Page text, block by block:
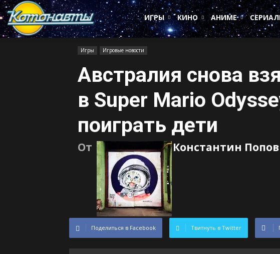
Котонавты
ИГРЫ
КИНО АНИМЕ
Игры Игровые новости
Австралия снова
в Super Mario
поиграть дети
От Константин Попов
Поделиться в Facebook Твитнуть в Twitter